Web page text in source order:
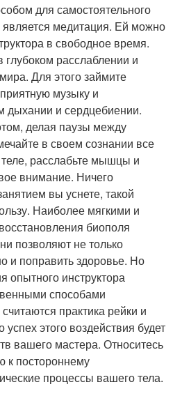
для самостоятельного
медитация. Ей можно
в свободное время.
глубоком расслаблении и
Для этого займите
музыку и
дыхании и сердцебиении.
делая паузы между
в своем сознании все
расслабьте мышцы и
внимание. Ничего
вы уснете, такой
Наиболее мягкими и
биополя
позволяют не только
и поправить здоровье. Но
опытного инструктора
способами
практика рейки и
этого воздействия будет
вашего мастера. Относитесь
к постороннему
процессы вашего тела.